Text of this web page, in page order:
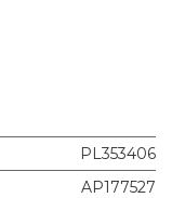
PL353406
AP177527